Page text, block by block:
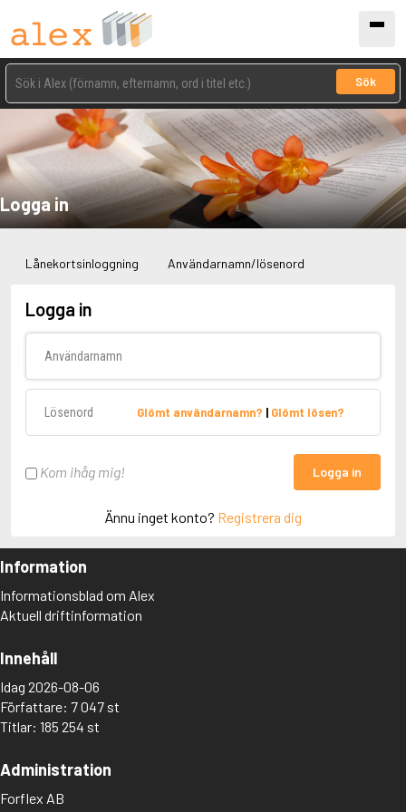
Sök
Logga in
Lånekortsinloggning Användarnamn/lösenord
Logga in
Glömt användarnamn? | Glömt lösen?
Kom ihåg mig! Logga in
Ännu inget konto? Registrera dig
Information
Informationsblad om Alex
Aktuell driftinformation
Innehåll
Idag 2026-08-06
Författare: 7 047 st
Titlar: 185 254 st
Administration
Forflex AB